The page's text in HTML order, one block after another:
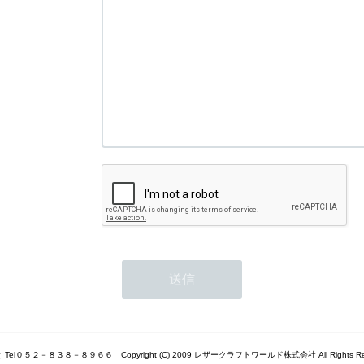
Tel０５２－８３８－８９６６ Copyright (C) 2009 レザークラフトワールド株式会社 All Rights